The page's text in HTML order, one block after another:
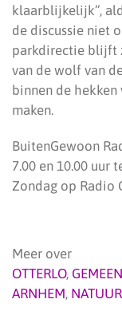
klaarblijkelijk”,
de discussie niet
parkdirectie blijft
van de wolf van
binnen de
maken.
BuitenGewoon
7.00 en 10.00 uur
Zondag op Radio
Meer over
OTTERLO,
ARNHEM, NATUUR